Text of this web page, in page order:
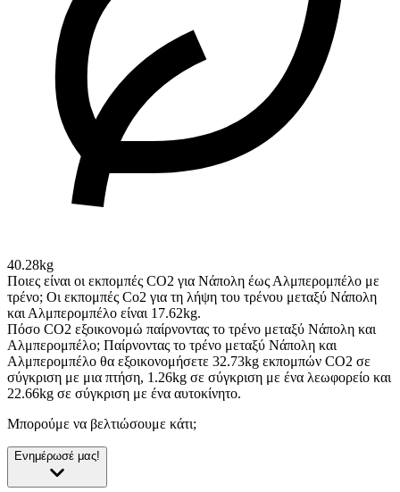
40.28kg
Ποιες είναι οι εκπομπές CO2 για Νάπολη έως Αλμπερομπέλο με
τρένο; Οι εκπομπές Co2 για τη λήψη του τρένου μεταξύ Νάπολη
και Αλμπερομπέλο είναι 17.62kg.
Πόσο CO2 εξοικονομώ παίρνοντας το τρένο μεταξύ Νάπολη και
Αλμπερομπέλο; Παίρνοντας το τρένο μεταξύ Νάπολη και
Αλμπερομπέλο θα εξοικονομήσετε 32.73kg εκπομπών CO2 σε
σύγκριση με μια πτήση, 1.26kg σε σύγκριση με ένα λεωφορείο και
22.66kg σε σύγκριση με ένα αυτοκίνητο.
Μπορούμε να βελτιώσουμε κάτι;
Ενημέρωσέ μας!